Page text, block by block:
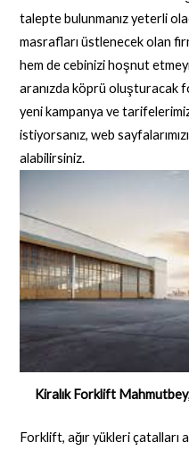
talepte bulunmanız yeterli
masrafları üstlenecek olan
hem de cebinizi hoşnut
aranızda köprü oluşturacak
yeni kampanya ve
istiyorsanız, web
alabilirsiniz.
Kiralık Forklift Mahmutbey,
Forklift, ağır yükleri çatalları